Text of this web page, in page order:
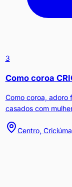
3
Como coroa
Como coroa, adoro
casados com
Centro, Criciúma